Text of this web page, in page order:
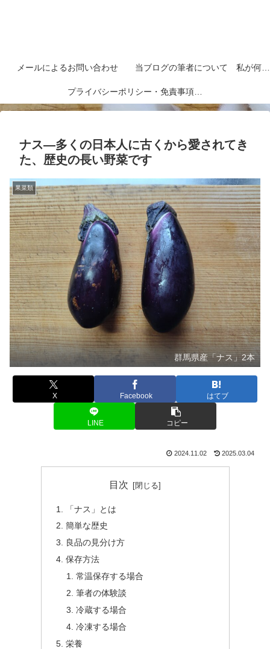
メールによるお問い合わせ 当ブログの筆者について 私が何者なのかを紹介します
プライバシーポリシー・免責事項など
ナス―多くの日本人に古くから愛されてき
た、歴史の長い野菜です
果菜類
群馬県産「ナス」2本
X Facebook はてブ
LINE コピー
2024.11.02 2025.03.04
目次
「ナス」とは
簡単な歴史
良品の見分け方
保存方法
常温保存する場合
筆者の体験談
冷蔵する場合
冷凍する場合
栄養